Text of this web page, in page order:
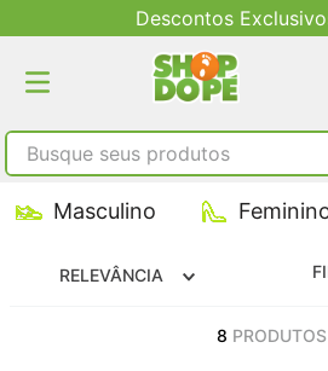
Descontos
Busque seus produtos
Masculino
RELEVÂNCIA
8 PRODUTOS
TERMOS MAIS BUSCADOS
º
tenis feminino